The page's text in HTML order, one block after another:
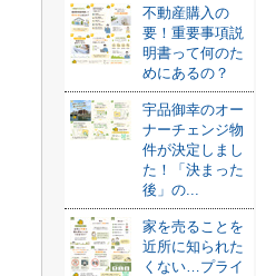
不動産購入の
要！重要事項説
明書って何のた
めにあるの？
宇品御幸のオー
ナーチェンジ物
件が決定しまし
た！「決まった
後」の...
家を売ることを
近所に知られた
くない…プライ